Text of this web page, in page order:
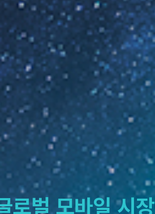
로벌 모바일 시장